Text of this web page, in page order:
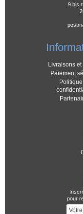
C'etait bien le
inclus et j'ai reçu ma
J' ai en plus profite
du bonheur.
Merci a l’équipe pour
réactivité. Je
réparation switch
Je suis passé leur
réparé, au top !
9 bis
Livraisons
Paiement
pour